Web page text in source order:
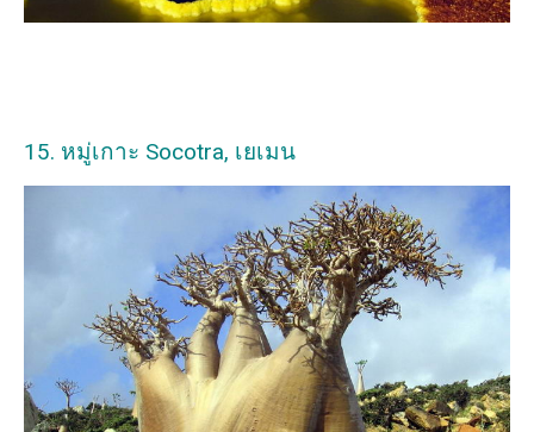
15. หมู่เกาะ Socotra, เยเมน